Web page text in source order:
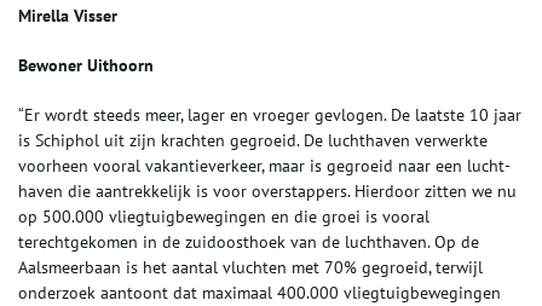
Mirella Visser
Bewoner Uithoorn
“Er wordt steeds meer, lager en vroeger gevlogen. De laatste 10 jaar
is Schiphol uit zijn krachten gegroeid. De luchthaven ver­werkte
voorheen vooral vakantie­verkeer, maar is gegroeid naar een lucht­
haven die aantrekkelijk is voor overstap­pers. Hierdoor zitten we nu
op 500.000 vliegtuigbewegingen en die groei is voor­al
terechtgekomen in de zuidoosthoek van de luchthaven. Op de
Aalsmeerbaan is het aantal vluchten met 70% gegroeid, terwijl
onderzoek aantoont dat maximaal 400.000 vliegtuigbewegingen